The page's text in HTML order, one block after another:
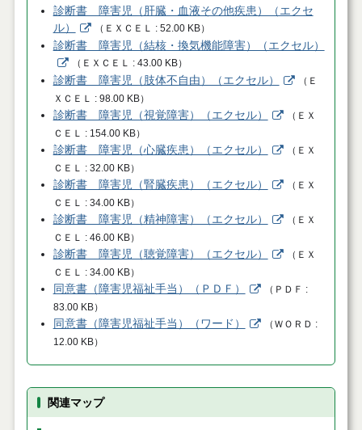
診断書 障害児（肝臓・血液その他疾患）（エクセ
ル）
（ ＥＸＣＥＬ 52.00 KB）
診断書 障害児（結核・換気機能障害）（エクセル）
（ ＥＸＣＥＬ 43.00 KB）
診断書 障害児（肢体不自由）（エクセル） （ Ｅ
ＸＣＥＬ
98.00 KB）
診断書 障害児（視覚障害）（エクセル） （ ＥＸ
ＣＥＬ
154.00 KB）
診断書 障害児（心臓疾患）（エクセル） （ ＥＸ
ＣＥＬ
32.00 KB）
診断書 障害児（腎臓疾患）（エクセル） （ ＥＸ
ＣＥＬ
34.00 KB）
診断書 障害児（精神障害）（エクセル） （ ＥＸ
ＣＥＬ
46.00 KB）
診断書 障害児（聴覚障害）（エクセル） （ ＥＸ
ＣＥＬ
34.00 KB）
同意書（障害児福祉手当）（ＰＤＦ） （ ＰＤＦ
83.00 KB）
同意書（障害児福祉手当）（ワード） （ ＷＯＲＤ
12.00 KB）
関連マップ